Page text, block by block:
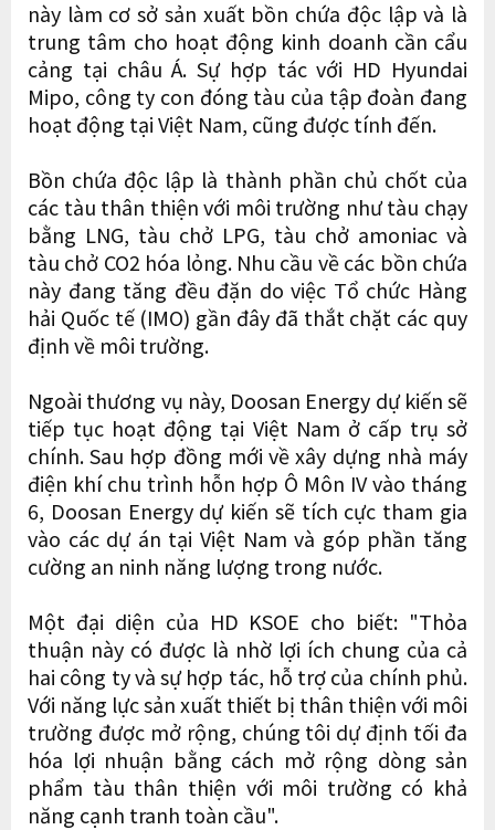
này làm cơ sở sản xuất bồn chứa độc lập và là
trung tâm cho hoạt động kinh doanh cần cẩu
cảng tại châu Á. Sự hợp tác với HD Hyundai
Mipo, công ty con đóng tàu của tập đoàn đang
hoạt động tại Việt Nam, cũng được tính đến.
Bồn chứa độc lập là thành phần chủ chốt của
các tàu thân thiện với môi trường như tàu chạy
bằng LNG, tàu chở LPG, tàu chở amoniac và
tàu chở CO2 hóa lỏng. Nhu cầu về các bồn chứa
này đang tăng đều đặn do việc Tổ chức Hàng
hải Quốc tế (IMO) gần đây đã thắt chặt các quy
định về môi trường.
Ngoài thương vụ này, Doosan Energy dự kiến ​​sẽ
tiếp tục hoạt động tại Việt Nam ở cấp trụ sở
chính. Sau hợp đồng mới về xây dựng nhà máy
điện khí chu trình hỗn hợp Ô Môn IV vào tháng
6, Doosan Energy dự kiến ​​sẽ tích cực tham gia
vào các dự án tại Việt Nam và góp phần tăng
cường an ninh năng lượng trong nước.
Một đại diện của HD KSOE cho biết: "Thỏa
thuận này có được là nhờ lợi ích chung của cả
hai công ty và sự hợp tác, hỗ trợ của chính phủ.
Với năng lực sản xuất thiết bị thân thiện với môi
trường được mở rộng, chúng tôi dự định tối đa
hóa lợi nhuận bằng cách mở rộng dòng sản
phẩm tàu ​​thân thiện với môi trường có khả
năng cạnh tranh toàn cầu".